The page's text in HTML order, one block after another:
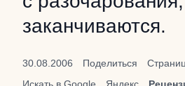
заканчиваются.
30.08.2006 Поделиться